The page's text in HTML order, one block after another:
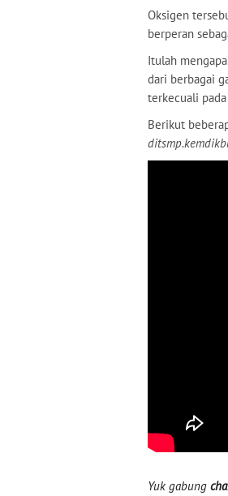
Oksigen
berperan
Itulah
dari berbagai
terkecuali
Berikut
Yuk gabung